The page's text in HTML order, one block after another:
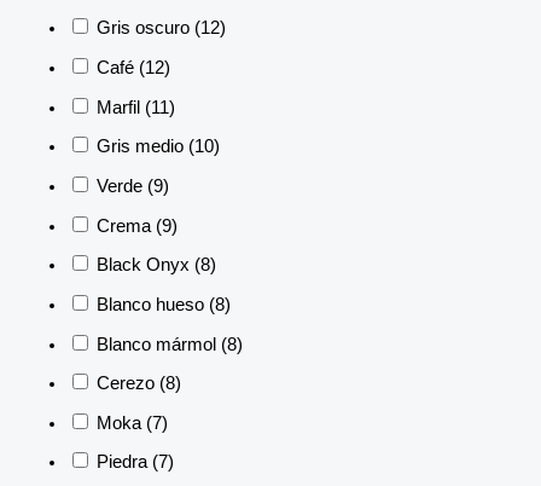
Gris oscuro (12)
Café (12)
Marfil (11)
Gris medio (10)
Verde (9)
Crema (9)
Black Onyx (8)
Blanco hueso (8)
Blanco mármol (8)
Cerezo (8)
Moka (7)
Piedra (7)